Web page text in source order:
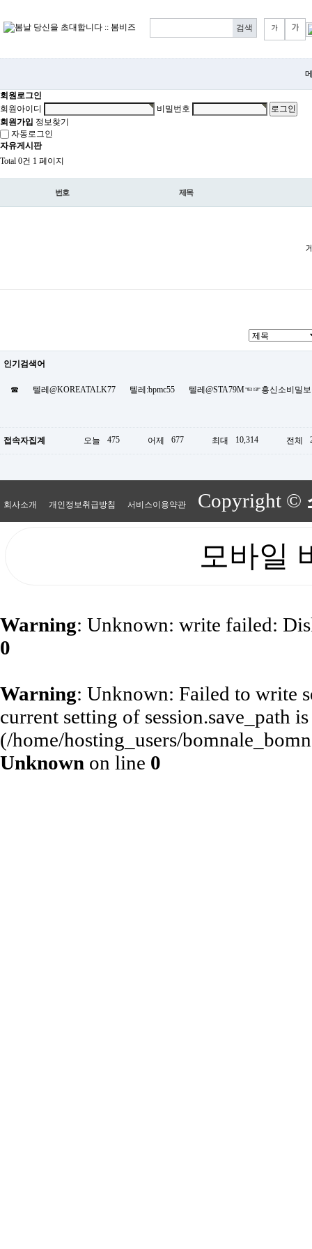
회원로그인
회원아이디
비밀번호
회원가입 정보찾기
자동로그인
자유게시판
Total 0건 1 페이지
번호 제목
인기검색어
☎ 텔레@KOREATALK77 텔레:bpmc55 텔레@STA79M☜☞흥신소비밀
접속자집계 오늘 475 어제 677 최대 10,314 전체
회사소개 개인정보취급방침 서비스이용약관 Copyright ©
모바일
Warning: Unknown: write failed:
0
Warning: Unknown: Failed to write
current setting of session.save_path
(/home/hosting_users/
Unknown on line 0